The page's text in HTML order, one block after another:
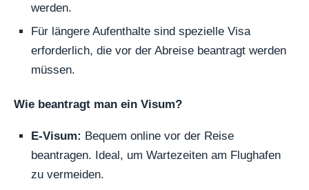
werden.
Für längere Aufenthalte sind spezielle Visa
erforderlich, die vor der Abreise beantragt werden
müssen.
Wie beantragt man ein Visum?
E-Visum: Bequem online vor der Reise
beantragen. Ideal, um Wartezeiten am Flughafen
zu vermeiden.